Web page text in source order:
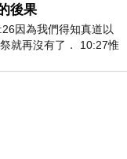
後果
因為我們得知真道以
就再沒有了． 10:27惟
敵人的烈火